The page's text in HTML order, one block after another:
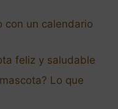
con un calendario
feliz y saludable
Lo que